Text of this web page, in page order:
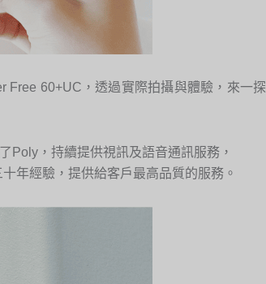
60+UC，透過實際拍攝與體驗，來一
Poly，持續提供視訊及語音通訊服務，
年經驗，提供給客戶最高品質的服務。